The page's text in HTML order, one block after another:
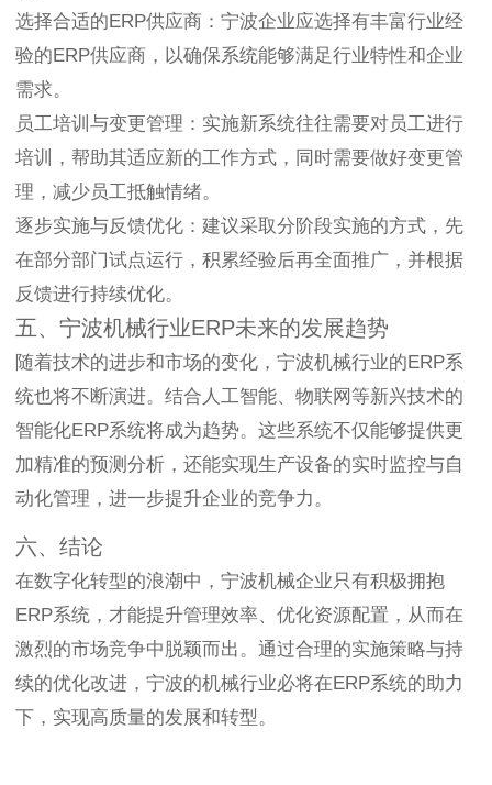
选择合适的ERP供应商：宁波企业应选择有丰富行业经
验的ERP供应商，以确保系统能够满足行业特性和企业
需求。
员工培训与变更管理：实施新系统往往需要对员工进行
培训，帮助其适应新的工作方式，同时需要做好变更管
理，减少员工抵触情绪。
逐步实施与反馈优化：建议采取分阶段实施的方式，先
在部分部门试点运行，积累经验后再全面推广，并根据
反馈进行持续优化。
五、宁波机械行业ERP未来的发展趋势
随着技术的进步和市场的变化，宁波机械行业的ERP系
统也将不断演进。结合人工智能、物联网等新兴技术的
智能化ERP系统将成为趋势。这些系统不仅能够提供更
加精准的预测分析，还能实现生产设备的实时监控与自
动化管理，进一步提升企业的竞争力。
六、结论
在数字化转型的浪潮中，宁波机械企业只有积极拥抱
ERP系统，才能提升管理效率、优化资源配置，从而在
激烈的市场竞争中脱颖而出。通过合理的实施策略与持
续的优化改进，宁波的机械行业必将在ERP系统的助力
下，实现高质量的发展和转型。